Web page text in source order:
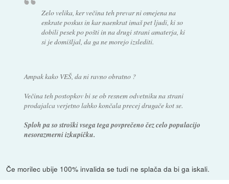
Zelo velika, ker večina teh prevar ni omejena na
enkrate poskus in kar naenkrat imaš pet ljudi, ki so
dobili pesek po pošti in na drugi strani amaterja, ki
si je domišljal, da ga ne morejo izslediti.
Ampak kako VEŠ, da ni ravno obratno ?
Večina teh postopkov bi se ob resnem odvetniku na strani
prodajalca verjetno lahko končala precej drugače kot se.
Sploh pa so stroški vsega tega povprečeno čez celo populacijo
nesorazmerni izkupičku.
Če morilec ubije 100% invalida se tudi ne splača da bi ga iskali.